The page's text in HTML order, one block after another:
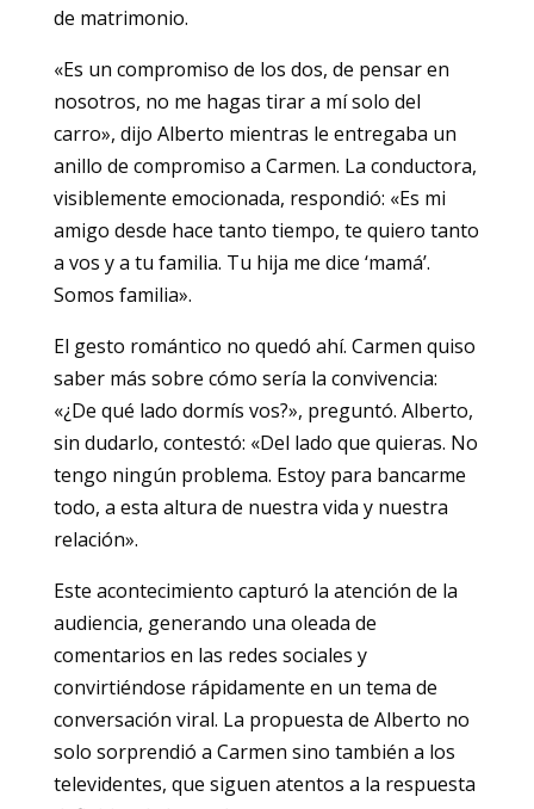
de matrimonio.
«Es un compromiso de los dos, de pensar en
nosotros, no me hagas tirar a mí solo del
carro», dijo Alberto mientras le entregaba un
anillo de compromiso a Carmen. La conductora,
visiblemente emocionada, respondió: «Es mi
amigo desde hace tanto tiempo, te quiero tanto
a vos y a tu familia. Tu hija me dice ‘mamá’.
Somos familia».
El gesto romántico no quedó ahí. Carmen quiso
saber más sobre cómo sería la convivencia:
«¿De qué lado dormís vos?», preguntó. Alberto,
sin dudarlo, contestó: «Del lado que quieras. No
tengo ningún problema. Estoy para bancarme
todo, a esta altura de nuestra vida y nuestra
relación».
Este acontecimiento capturó la atención de la
audiencia, generando una oleada de
comentarios en las redes sociales y
convirtiéndose rápidamente en un tema de
conversación viral. La propuesta de Alberto no
solo sorprendió a Carmen sino también a los
televidentes, que siguen atentos a la respuesta